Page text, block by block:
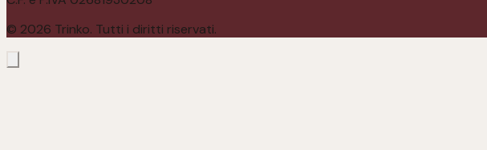
© 2026 Trinko. Tutti i diritti riservati.